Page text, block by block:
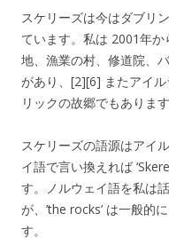
スケリーズは今はダブリ
ています。私は 2001年
地、漁業の村、修道院、
があり、[2][6] またアイ
リックの故郷でもありま
スケリーズの語源はアイ
イ語で言い換えれば
す。ノルウェイ語を私は
が、’the rocks’ は一般的
す。